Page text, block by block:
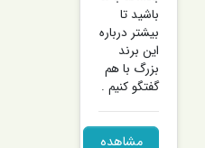
باشید تا
بیشتر درباره
این برند
بزرگ با هم
گفتگو کنیم .
مشاهده